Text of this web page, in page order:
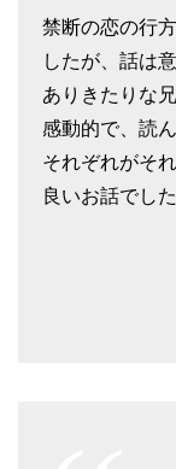
禁断の恋の行
したが、話は
ありきたりな
感動的で、読
それぞれがそ
良いお話でした